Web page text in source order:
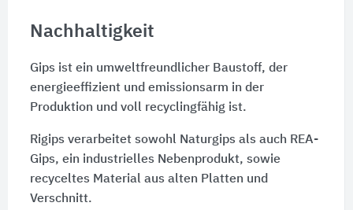
Nachhaltigkeit
Gips ist ein umweltfreundlicher Baustoff, der
energieeffizient und emissionsarm in der
Produktion und voll recyclingfähig ist.
Rigips verarbeitet sowohl Naturgips als auch REA-
Gips, ein industrielles Nebenprodukt, sowie
recyceltes Material aus alten Platten und
Verschnitt.